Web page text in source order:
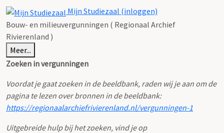
Mijn Studiezaal (inloggen)
Bouw- en milieuvergunningen ( Regionaal Archief
Rivierenland )
Meer...
Zoeken in vergunningen
Voordat je gaat zoeken in de beeldbank, raden wij je aan om de
pagina te lezen over bronnen in de beeldbank:
https://regionaalarchiefrivierenland.nl/vergunningen-1
Uitgebreide hulp bij het zoeken, vind je op